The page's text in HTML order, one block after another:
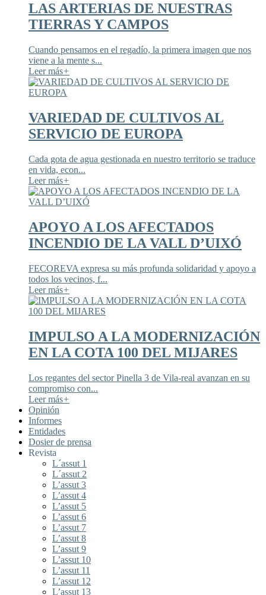
LAS ARTERIAS DE NUESTRAS
TIERRAS Y CAMPOS
Cuando pensamos en el regadío, la primera imagen que nos
viene a la mente s...
Leer más+
VARIEDAD DE CULTIVOS AL
SERVICIO DE EUROPA
Cada gota de agua gestionada en nuestro territorio se traduce
en vida, econ...
Leer más+
APOYO A LOS AFECTADOS
INCENDIO DE LA VALL D’UIXÓ
FECOREVA expresa su más profunda solidaridad y apoyo a
todos los vecinos, f...
Leer más+
IMPULSO A LA MODERNIZACIÓN
EN LA COTA 100 DEL MIJARES
Los regantes del sector Pinella 3 de Vila-real avanzan en su
compromiso con...
Leer más+
Opinión
Informes
Entidades
Dosier de prensa
Revista
L´assut 1
L´assut 2
L’assut 3
L’assut 4
L’assut 5
L’assut 6
L’assut 7
L’assut 8
L’assut 9
L’assut 10
L’assut 11
L’assut 12
L’assut 13